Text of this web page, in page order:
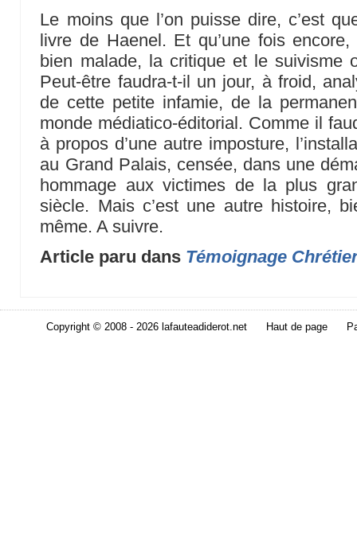
Le moins que l’on puisse dire, c’est
livre de Haenel. Et qu’une fois
bien malade, la critique et le suivisme
Peut-être faudra-t-il un jour, à froid,
de cette petite infamie, de la
monde médiatico-éditorial. Comme il
à propos d’une autre imposture,
au Grand Palais, censée, dans une
hommage aux victimes de la plus
siècle. Mais c’est une autre histoire,
même. A suivre.
Article paru dans Témoignage
Copyright © 2008 - 2026 lafauteadiderot.net Haut de page